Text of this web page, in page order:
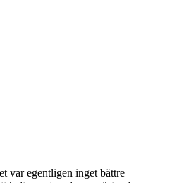
var egentligen inget bättre